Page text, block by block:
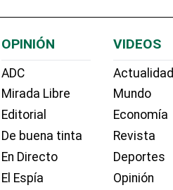
OPINIÓN
ADC
Mirada Libre
Editorial
De buena tinta
En Directo
El Espía
VIDEOS
Actualidad
Mundo
Economía
Revista
Deportes
Opinión